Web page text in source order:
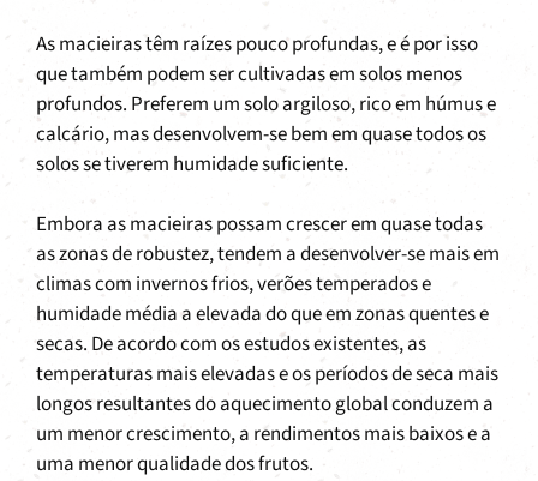
As macieiras têm raízes pouco profundas, e é por isso
que também podem ser cultivadas em solos menos
profundos. Preferem um solo argiloso, rico em húmus e
calcário, mas desenvolvem-se bem em quase todos os
solos se tiverem humidade suficiente.
Embora as macieiras possam crescer em quase todas
as zonas de robustez, tendem a desenvolver-se mais em
climas com invernos frios, verões temperados e
humidade média a elevada do que em zonas quentes e
secas. De acordo com os estudos existentes, as
temperaturas mais elevadas e os períodos de seca mais
longos resultantes do aquecimento global conduzem a
um menor crescimento, a rendimentos mais baixos e a
uma menor qualidade dos frutos.